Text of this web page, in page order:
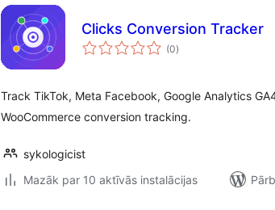
Clicks Conversion Tracker
(0vērtējumu
kopsumma
)
Track TikTok, Meta Facebook, Google Analytics
WooCommerce conversion tracking.
sykologicist
Mazāk par 10 aktīvās instalācijas